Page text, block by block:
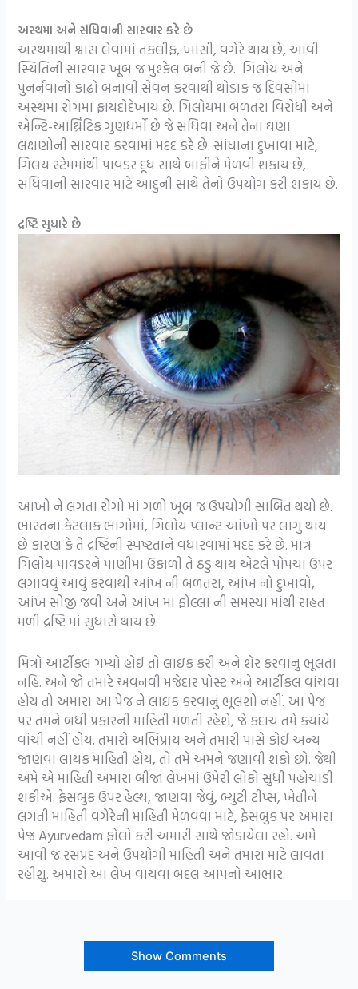
અસ્થમા અને સંધિવાની સારવાર કરે છે
અસ્થમાથી શ્વાસ લેવામાં તકલીફ, ખાંસી, વગેરે થાય છે, આવી
સ્થિતિની સારવાર ખૂબ જ મુશ્કેલ બની જે છે. ગિલોય અને
પુનર્નવાનો કાઢો બનાવી સેવન કરવાથી થોડાક જ દિવસોમાં
અસ્થમા રોગમાં ફાયદોદેખાય છે. ગિલોયમાં બળતરા વિરોધી અને
એન્ટિ-આર્થ્રિટિક ગુણધર્મો છે જે સંધિવા અને તેના ઘણા
લક્ષણોની સારવાર કરવામાં મદદ કરે છે. સાંધાના દુખાવા માટે,
ગિલય સ્ટેમમાંથી પાવડર દૂધ સાથે બાફીને મેળવી શકાય છે,
સંધિવાની સારવાર માટે આદુની સાથે તેનો ઉપયોગ કરી શકાય છે.
દ્રષ્ટિ સુધારે છે
આખો ને લગતા રોગો માં ગળો ખૂબ જ ઉપયોગી સાબિત થયો છે.
ભારતના કેટલાક ભાગોમાં, ગિલોય પ્લાન્ટ આંખો પર લાગુ થાય
છે કારણ કે તે દ્રષ્ટિની સ્પષ્ટતાને વધારવામાં મદદ કરે છે. માત્ર
ગિલોય પાવડરને પાણીમાં ઉકાળી તે ઠંડુ થાય એટલે પોપચા ઉપર
લગાવવું આવું કરવાથી આંખ ની બળતરા, આંખ નો દુખાવો,
આંખ સોજી જવી અને આંખ માં ફોલ્લા ની સમસ્યા માંથી રાહત
મળી દ્રષ્ટિ માં સુધારો થાય છે.
મિત્રો આર્ટીકલ ગમ્યો હોઈ તો લાઇક કરી અને શેર કરવાનું ભૂલતા
નહિ. અને જો તમારે અવનવી મજેદાર પોસ્ટ અને આર્ટીકલ વાંચવા
હોય તો અમારા આ પેજ ને લાઇક કરવાનું ભૂલશો નહીં. આ પેજ
પર તમને બધી પ્રકારની માહિતી મળતી રહેશે, જે કદાચ તમે ક્યાંયે
વાંચી નહીં હોય. તમારો અભિપ્રાય અને તમારી પાસે કોઈ અન્ય
જાણવા લાયક માહિતી હોય, તો તમે અમને જણાવી શકો છો. જેથી
અમે એ માહિતી અમારા બીજા લેખમાં ઉમેરી લોકો સુધી પહોચાડી
શકીએ. ફેસબુક ઉપર હેલ્થ, જાણવા જેવું, બ્યુટી ટીપ્સ, ખેતીને
લગતી માહિતી વગેરેની માહિતી મેળવવા માટે, ફેસબુક પર અમારા
પેજ Ayurvedam ફોલો કરી અમારી સાથે જોડાયેલા રહો. અમે
આવી જ રસપ્રદ અને ઉપયોગી માહિતી અને તમારા માટે લાવતા
રહીશું. અમારો આ લેખ વાચવા બદલ આપનો આભાર.
Show Comments